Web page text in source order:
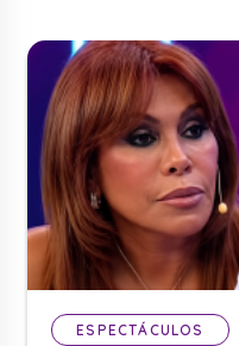
ESPECTÁCULOS